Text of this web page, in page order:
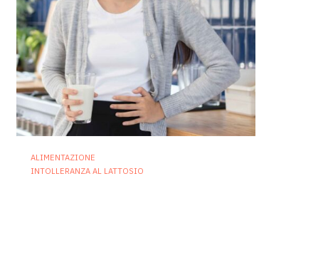
ALIMENTAZIONE
INTOLLERANZA AL LATTOSIO